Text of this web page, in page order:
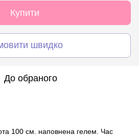
Купити
швидко
До обраного
100 см. наповнена гелем. Час